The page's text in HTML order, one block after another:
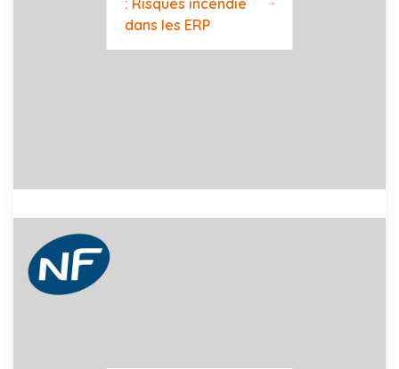
: Risques incendie
dans les ERP